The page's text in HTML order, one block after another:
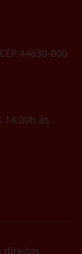
44630-000
14:00h às
direitos